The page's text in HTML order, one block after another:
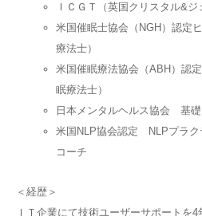
ＩＣＧＴ（英国クリスタル&ジ
米国催眠士協会（NGH）認定
療法士）
米国催眠療法協会（ABH）認
眠療法士）
日本メンタルヘルス協会 基
米国NLP協会認定 NLPプラク
コーチ
＜経歴＞
ＩＴ企業にて技術ユーザーサポートを